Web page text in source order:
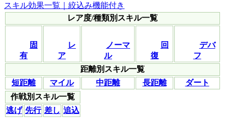
スキル効果一覧｜絞込み機能付き
レア度/種類別スキル一覧
固
有
レ
ア
ノーマ
ル
回
復
デバ
フ
距離別スキル一覧
短距離
マイル 中距離 長距離
ダート
作戦別スキル一覧
逃げ 先行 差し 追込